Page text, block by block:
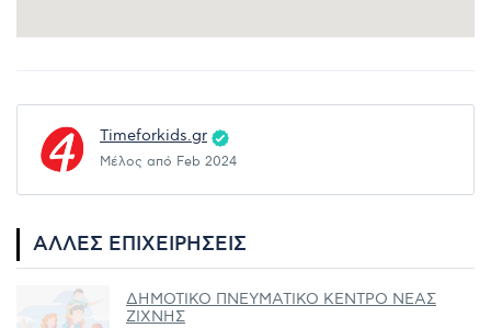
Timeforkids.gr
Μέλος από Feb 2024
ΆΛΛΕΣ ΕΠΙΧΕΙΡΉΣΕΙΣ
ΔΗΜΟΤΙΚΟ ΠΝΕΥΜΑΤΙΚΟ ΚΕΝΤΡΟ ΝΕΑΣ
ΖΙΧΝΗΣ